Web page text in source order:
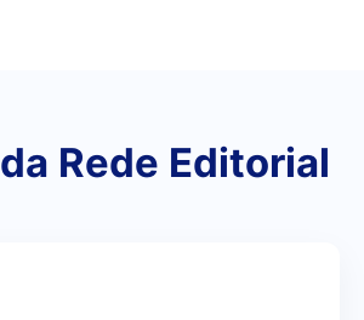
Rede Editorial